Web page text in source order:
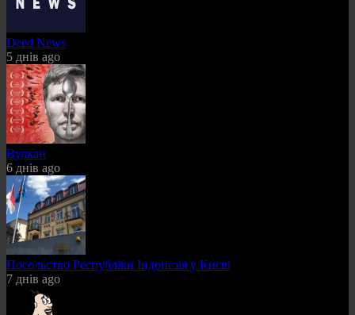
Deed News
5 днів ago
Вулкан
6 днів ago
Посольство Республіки Індонезія у Києві
7 днів ago